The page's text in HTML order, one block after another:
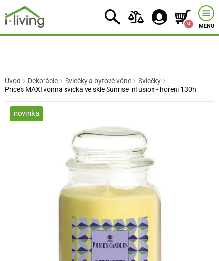
0 MENU
Úvod Dekorácie Sviečky a bytové vône
Sviečky
Price's MAXI vonná svíčka ve skle Sunrise Infusion - hoření 130h
novinka